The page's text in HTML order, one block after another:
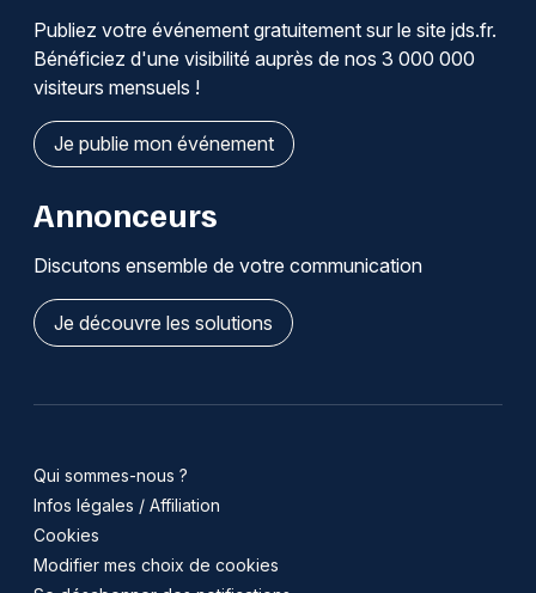
Publiez votre événement gratuitement sur le site jds.fr.
Bénéficiez d'une visibilité auprès de nos 3 000 000
visiteurs mensuels !
Je publie mon événement
Annonceurs
Discutons ensemble de votre communication
Je découvre les solutions
Qui sommes-nous ?
Infos légales / Affiliation
Cookies
Modifier mes choix de cookies